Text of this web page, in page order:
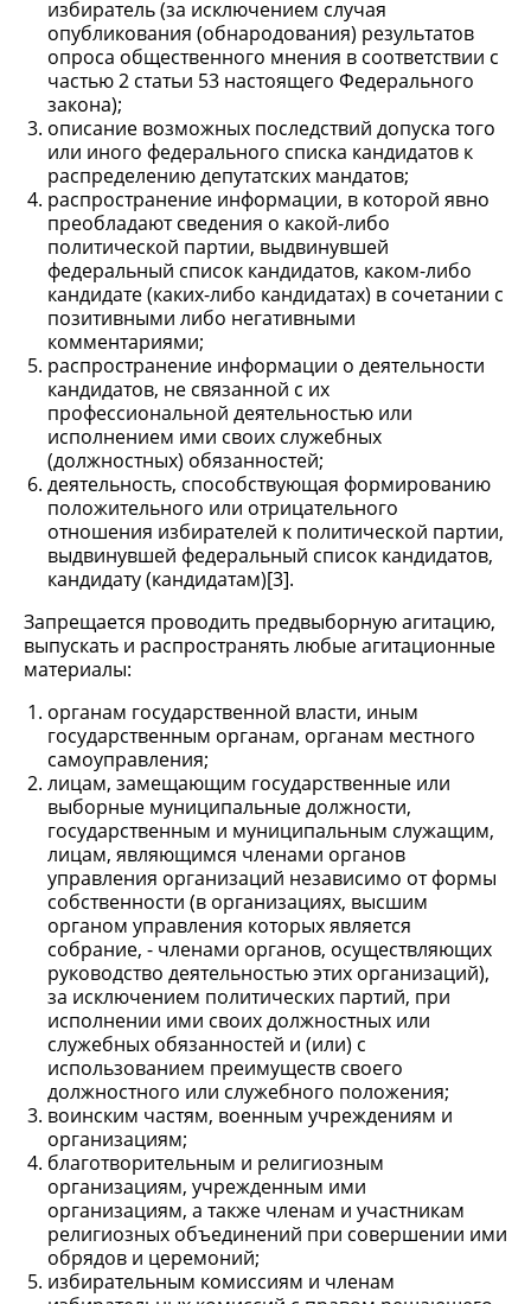
избиратель (за исключением случая
опубликования (обнародования) результатов
опроса общественного мнения в соответствии с
частью 2 статьи 53 настоящего Федерального
закона);
описание возможных последствий допуска того
или иного федерального списка кандидатов к
распределению депутатских мандатов;
распространение информации, в которой явно
преобладают сведения о какой-либо
политической партии, выдвинувшей
федеральный список кандидатов, каком-либо
кандидате (каких-либо кандидатах) в сочетании с
позитивными либо негативными
комментариями;
распространение информации о деятельности
кандидатов, не связанной с их
профессиональной деятельностью или
исполнением ими своих служебных
(должностных) обязанностей;
деятельность, способствующая формированию
положительного или отрицательного
отношения избирателей к политической партии,
выдвинувшей федеральный список кандидатов,
кандидату (кандидатам)[3].
Запрещается проводить предвыборную агитацию,
выпускать и распространять любые агитационные
материалы:
органам государственной власти, иным
государственным органам, органам местного
самоуправления;
лицам, замещающим государственные или
выборные муниципальные должности,
государственным и муниципальным служащим,
лицам, являющимся членами органов
управления организаций независимо от формы
собственности (в организациях, высшим
органом управления которых является
собрание, - членами органов, осуществляющих
руководство деятельностью этих организаций),
за исключением политических партий, при
исполнении ими своих должностных или
служебных обязанностей и (или) с
использованием преимуществ своего
должностного или служебного положения;
воинским частям, военным учреждениям и
организациям;
благотворительным и религиозным
организациям, учрежденным ими
организациям, а также членам и участникам
религиозных объединений при совершении ими
обрядов и церемоний;
избирательным комиссиям и членам